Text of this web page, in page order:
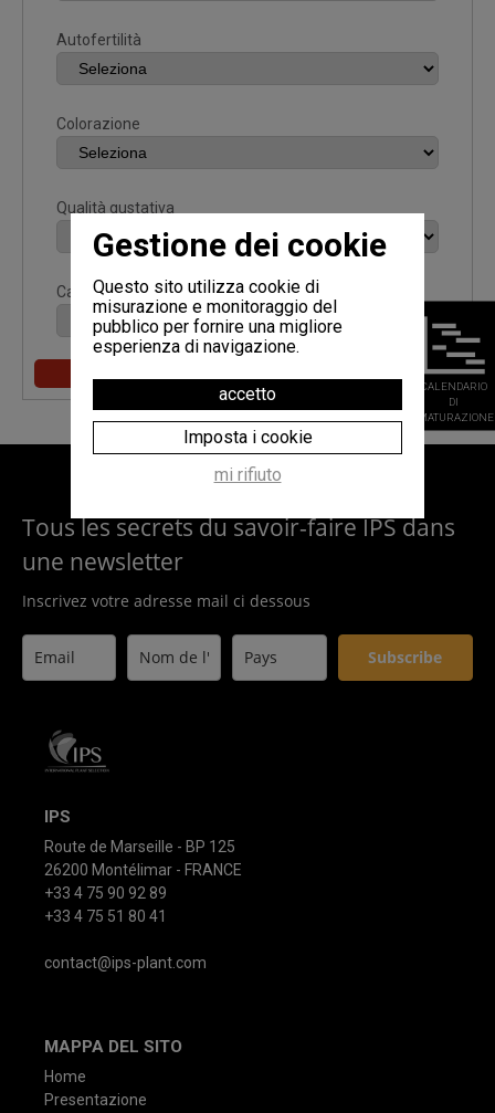
Autofertilità
Colorazione
Qualità gustativa
Calibro
Tous les secrets du savoir-faire IPS dans
une newsletter
Inscrivez votre adresse mail ci dessous
Subscribe
IPS
Route de Marseille - BP 125
26200 Montélimar - FRANCE
+33 4 75 90 92 89
+33 4 75 51 80 41
contact@ips-plant.com
MAPPA DEL SITO
Home
Presentazione
CALENDARIO
DI
MATURAZIONE
Gestione dei cookie
Questo sito utilizza cookie di
misurazione e monitoraggio del
pubblico per fornire una migliore
esperienza di navigazione.
accetto
Imposta i cookie
mi rifiuto